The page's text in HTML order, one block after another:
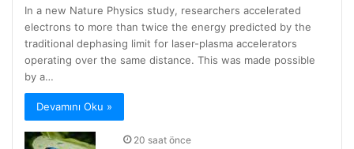
In a new Nature Physics study, researchers accelerated
electrons to more than twice the energy predicted by the
traditional dephasing limit for laser-plasma accelerators
operating over the same distance. This was made possible
by a…
Devamını Oku »
20 saat önce